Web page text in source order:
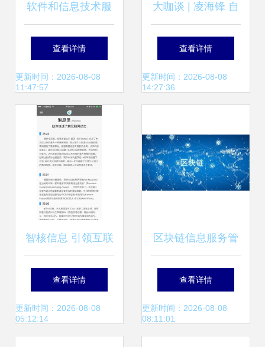
软件和信息技术服
务业 服务业发展的
新亮点与互联网信
息技术的核心驱动
力
查看详情
更新时间：2026-08-08
11:47:57
大咖谈 | 凌海锋 自
然资源大数据中心
建设与应用探索
术服务的视角
查看详情
更新时间：2026-08-08
14:27:36
智核信息 引领互联
网信息技术服务新
篇章
查看详情
更新时间：2026-08-08
05:12:14
区块链信息服务管
理规定 为B2B产业
电商与互联网信息
查看详情
更新时间：2026-08-08
08:11:01